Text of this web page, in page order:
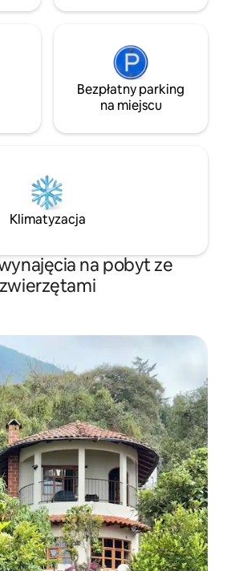
Bezpłatny parking
na miejscu
Klimatyzacja
na pobyt ze
zwierzętami